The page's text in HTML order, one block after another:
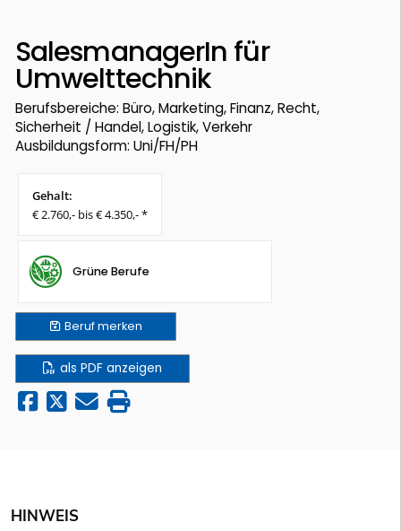
SalesmanagerIn für
Umwelttechnik
Berufsbereiche: Büro, Marketing, Finanz, Recht,
Sicherheit / Handel, Logistik, Verkehr
Ausbildungsform: Uni/FH/PH
Gehalt:
€ 2.760,- bis € 4.350,- *
Grüne Berufe
Berufmerken
als PDF anzeigen
HINWEIS